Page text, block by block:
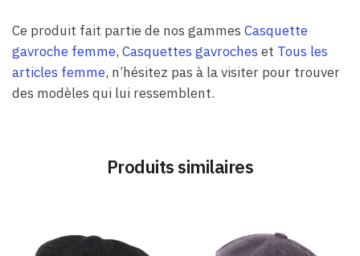
Ce produit fait partie de nos gammes Casquette
gavroche femme, Casquettes gavroches et Tous les
articles femme, n’hésitez pas à la visiter pour trouver
des modèles qui lui ressemblent.
Produits similaires